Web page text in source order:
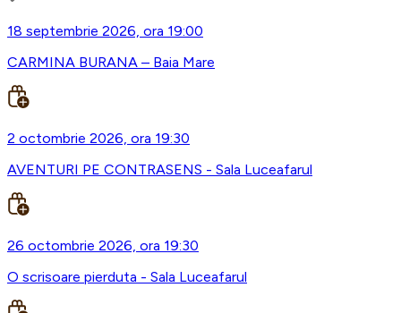
18 septembrie 2026, ora 19:00
CARMINA BURANA – Baia Mare
2 octombrie 2026, ora 19:30
AVENTURI PE CONTRASENS - Sala Luceafarul
26 octombrie 2026, ora 19:30
O scrisoare pierduta - Sala Luceafarul